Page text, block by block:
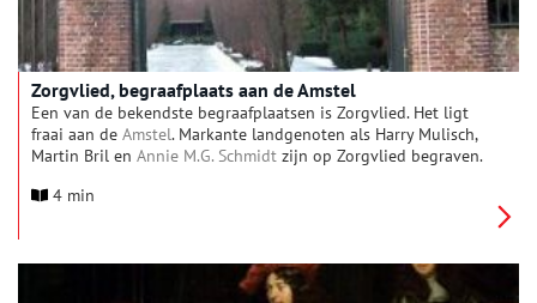
Zorgvlied, begraafplaats aan de Amstel
Een van de bekendste begraafplaatsen is Zorgvlied. Het ligt
fraai aan de Amstel. Markante landgenoten als Harry Mulisch,
Martin Bril en Annie M.G. Schmidt zijn op Zorgvlied begraven.
het gemeentewapen van Amstelveen. Erfenis van een verleden
4 min